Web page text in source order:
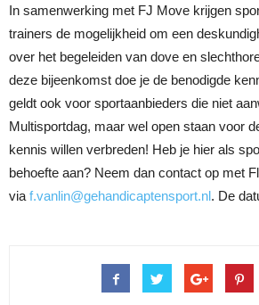
In samenwerking met FJ Move krijgen
trainers de mogelijkheid om een
over het begeleiden van dove en
deze bijeenkomst doe je de benodigde
geldt ook voor sportaanbieders die niet
Multisportdag, maar wel open staan voor
kennis willen verbreden! Heb je hier als
behoefte aan? Neem dan contact op met
via f.vanlin@gehandicaptensport.nl. De